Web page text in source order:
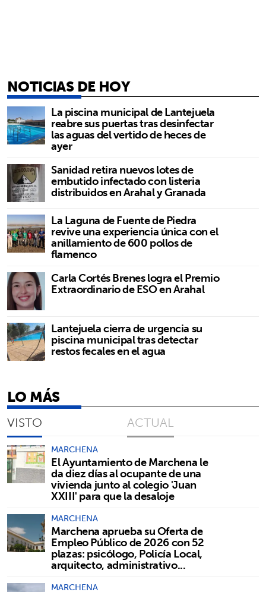
NOTICIAS DE HOY
La piscina municipal de Lantejuela
reabre sus puertas tras desinfectar
las aguas del vertido de heces de
ayer
Sanidad retira nuevos lotes de
embutido infectado con listeria
distribuidos en Arahal y Granada
La Laguna de Fuente de Piedra
revive una experiencia única con el
anillamiento de 600 pollos de
flamenco
Carla Cortés Brenes logra el Premio
Extraordinario de ESO en Arahal
Lantejuela cierra de urgencia su
piscina municipal tras detectar
restos fecales en el agua
LO MÁS
VISTO ACTUAL
MARCHENA
El Ayuntamiento de Marchena le
da diez días al ocupante de una
vivienda junto al colegio 'Juan
XXIII' para que la desaloje
MARCHENA
Marchena aprueba su Oferta de
Empleo Público de 2026 con 52
plazas: psicólogo, Policía Local,
arquitecto, administrativo...
MARCHENA